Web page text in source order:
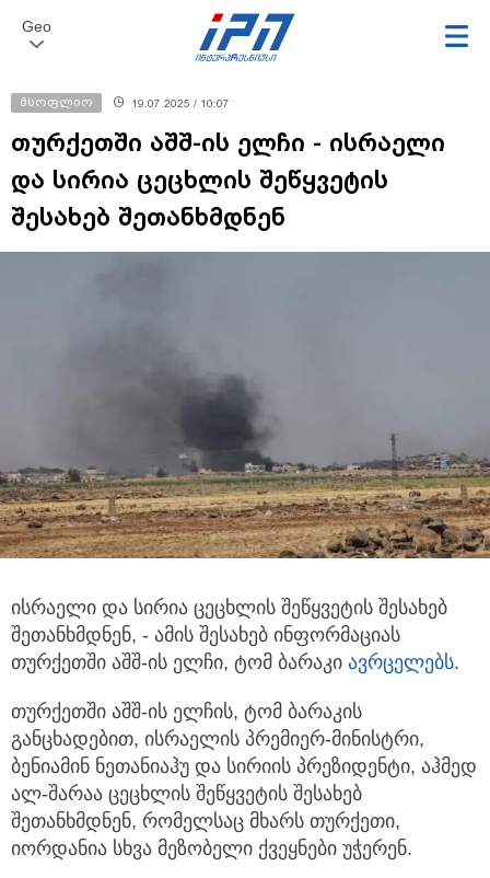
Geo
მსოფლიო 19.07.2025 / 10:07
თურქეთში აშშ-ის ელჩი - ისრაელი
და სირია ცეცხლის შეწყვეტის
შესახებ შეთანხმდნენ
ისრაელი და სირია ცეცხლის შეწყვეტის შესახებ
შეთანხმდნენ, - ამის შესახებ ინფორმაციას
თურქეთში აშშ-ის ელჩი, ტომ ბარაკი ავრცელებს.
თურქეთში აშშ-ის ელჩის, ტომ ბარაკის
განცხადებით, ისრაელის პრემიერ-მინისტრი,
ბენიამინ ნეთანიაჰუ და სირიის პრეზიდენტი, აჰმედ
ალ-შარაა ცეცხლის შეწყვეტის შესახებ
შეთანხმდნენ, რომელსაც მხარს თურქეთი,
იორდანია სხვა მეზობელი ქვეყნები უჭერენ.